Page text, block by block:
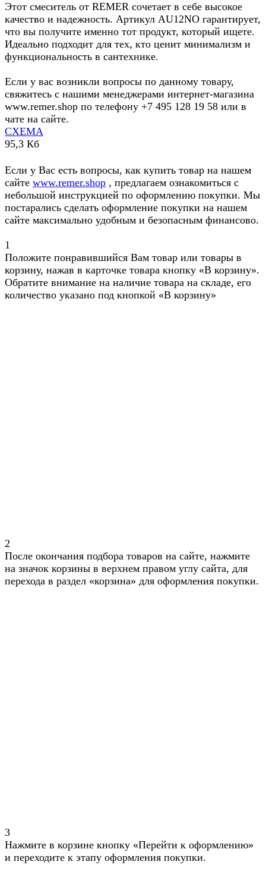
Этот смеситель от REMER сочетает в себе высокое
качество и надежность. Артикул AU12NO гарантирует,
что вы получите именно тот продукт, который ищете.
Идеально подходит для тех, кто ценит минимализм и
функциональность в сантехнике.
Если у вас возникли вопросы по данному товару,
свяжитесь с нашими менеджерами интернет-магазина
www.remer.shop по телефону +7 495 128 19 58 или в
чате на сайте.
СХЕМА
95,3 Кб
Если у Вас есть вопросы, как купить товар на нашем
сайте www.remer.shop , предлагаем ознакомиться с
небольшой инструкцией по оформлению покупки. Мы
постарались сделать оформление покупки на нашем
сайте максимально удобным и безопасным финансово.
1
Положите понравившийся Вам товар или товары в
корзину, нажав в карточке товара кнопку «В корзину».
Обратите внимание на наличие товара на складе, его
количество указано под кнопкой «В корзину»
2
После окончания подбора товаров на сайте, нажмите
на значок корзины в верхнем правом углу сайта, для
перехода в раздел «корзина» для оформления покупки.
3
Нажмите в корзине кнопку «Перейти к оформлению»
и переходите к этапу оформления покупки.